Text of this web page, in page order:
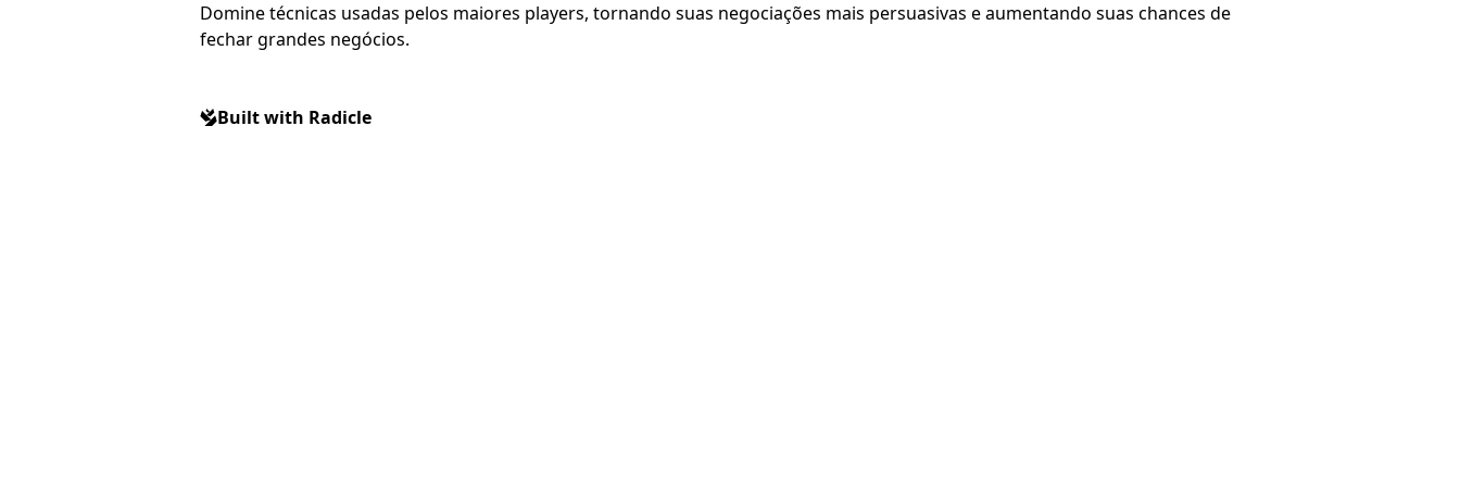
Domine técnicas usadas pelos maiores players, tornando suas negociações mais persuasivas e aumentando suas chances de
fechar grandes negócios.
Built with Radicle